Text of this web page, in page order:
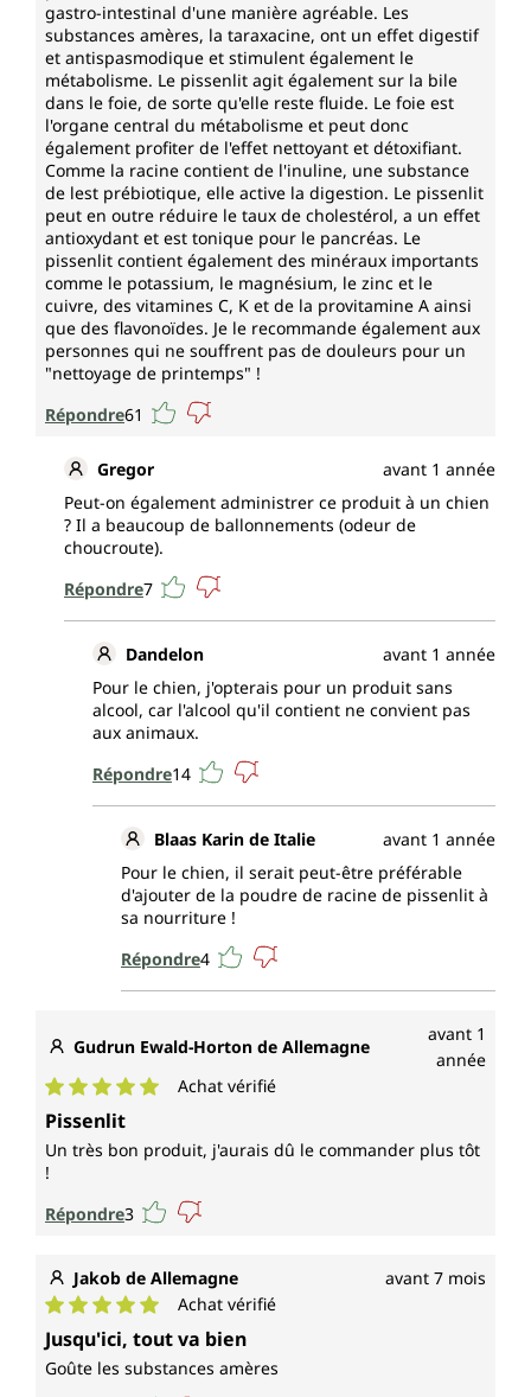
gastro-intestinal d'une manière agréable. Les
substances amères, la taraxacine, ont un effet digestif
et antispasmodique et stimulent également le
métabolisme. Le pissenlit agit également sur la bile
dans le foie, de sorte qu'elle reste fluide. Le foie est
l'organe central du métabolisme et peut donc
également profiter de l'effet nettoyant et détoxifiant.
Comme la racine contient de l'inuline, une substance
de lest prébiotique, elle active la digestion. Le pissenlit
peut en outre réduire le taux de cholestérol, a un effet
antioxydant et est tonique pour le pancréas. Le
pissenlit contient également des minéraux importants
comme le potassium, le magnésium, le zinc et le
cuivre, des vitamines C, K et de la provitamine A ainsi
que des flavonoïdes. Je le recommande également aux
personnes qui ne souffrent pas de douleurs pour un
"nettoyage de printemps" !
Répondre61
Gregor
avant 1 année
Peut-on également administrer ce produit à un chien
? Il a beaucoup de ballonnements (odeur de
choucroute).
Répondre7
Dandelon
avant 1 année
Pour le chien, j'opterais pour un produit sans
alcool, car l'alcool qu'il contient ne convient pas
aux animaux.
Répondre14
Blaas Karin de Italie
avant 1 année
Pour le chien, il serait peut-être préférable
d'ajouter de la poudre de racine de pissenlit à
sa nourriture !
Répondre4
Gudrun Ewald-Horton de Allemagne
avant 1
année
Note moyenne de 5 sur 5 étoiles
Achat vérifié
Pissenlit
Un très bon produit, j'aurais dû le commander plus tôt
!
Répondre3
Jakob de Allemagne avant 7 mois
Note moyenne de 5 sur 5 étoiles
Achat vérifié
Jusqu'ici, tout va bien
Goûte les substances amères